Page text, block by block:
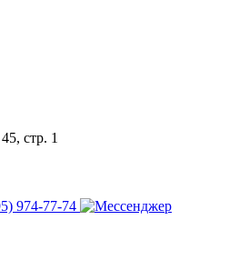
стр. 1
974-77-74